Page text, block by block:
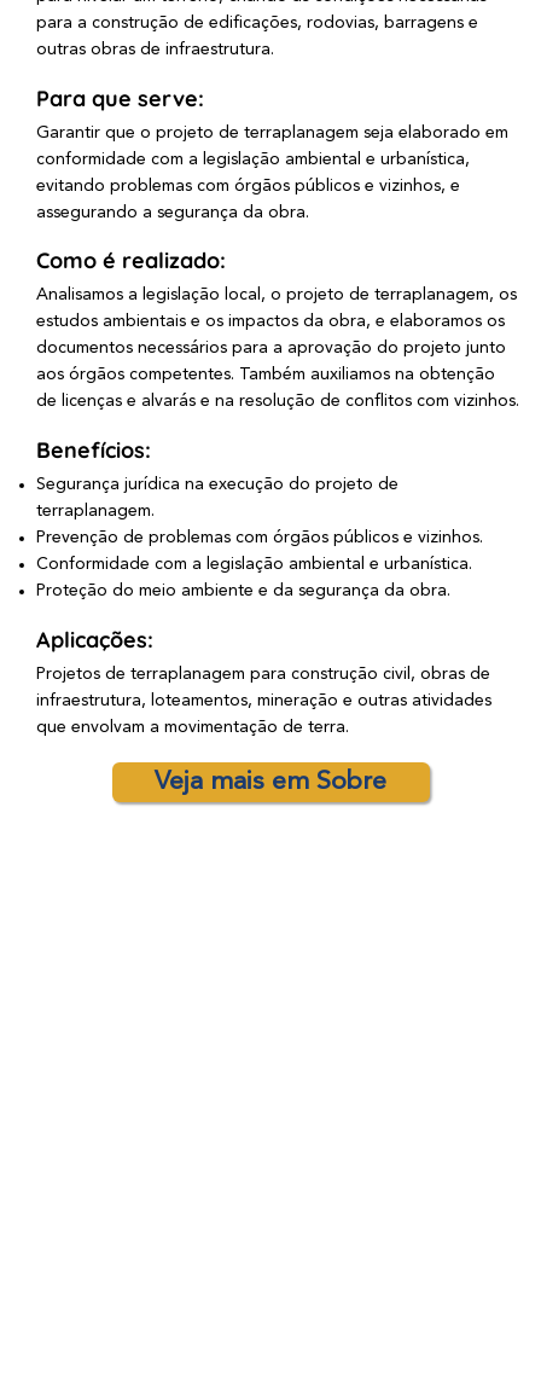
para a construção de edificações, rodovias, barragens e
outras obras de infraestrutura.
Para que serve:
Garantir que o projeto de terraplanagem seja elaborado em
conformidade com a legislação ambiental e urbanística,
evitando problemas com órgãos públicos e vizinhos, e
assegurando a segurança da obra.
Como é realizado:
Analisamos a legislação local, o projeto de terraplanagem, os
estudos ambientais e os impactos da obra, e elaboramos os
documentos necessários para a aprovação do projeto junto
aos órgãos competentes. Também auxiliamos na obtenção
de licenças e alvarás e na resolução de conflitos com vizinhos.
Benefícios:
Segurança jurídica na execução do projeto de
terraplanagem.
Prevenção de problemas com órgãos públicos e vizinhos.
Conformidade com a legislação ambiental e urbanística.
Proteção do meio ambiente e da segurança da obra.
Aplicações:
Projetos de terraplanagem para construção civil, obras de
infraestrutura, loteamentos, mineração e outras atividades
que envolvam a movimentação de terra.
Veja mais em Sobre